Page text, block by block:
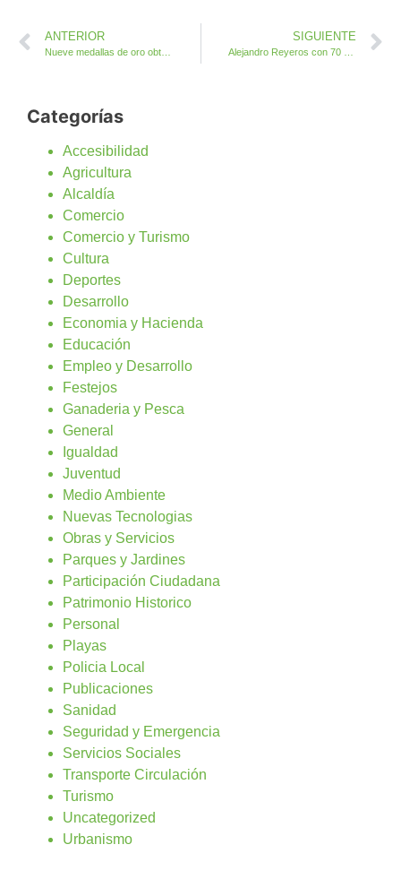
ANTERIOR SIGUIENTE
Categorías
Accesibilidad
Agricultura
Alcaldía
Comercio
Comercio y Turismo
Cultura
Deportes
Desarrollo
Economia y Hacienda
Educación
Empleo y Desarrollo
Festejos
Ganaderia y Pesca
General
Igualdad
Juventud
Medio Ambiente
Nuevas Tecnologias
Obras y Servicios
Parques y Jardines
Participación Ciudadana
Patrimonio Historico
Personal
Playas
Policia Local
Publicaciones
Sanidad
Seguridad y Emergencia
Servicios Sociales
Transporte Circulación
Turismo
Uncategorized
Urbanismo